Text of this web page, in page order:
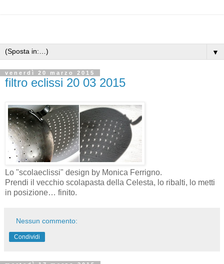
▼
venerdì 20 marzo 2015
filtro eclissi 20 03 2015
Lo "scolaeclissi" design by Monica Ferrigno.
Prendi il vecchio scolapasta della Celesta, lo ribalti, lo metti
in posizione… finito.
Nessun commento:
Condividi